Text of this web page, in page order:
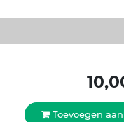
Toevoegen